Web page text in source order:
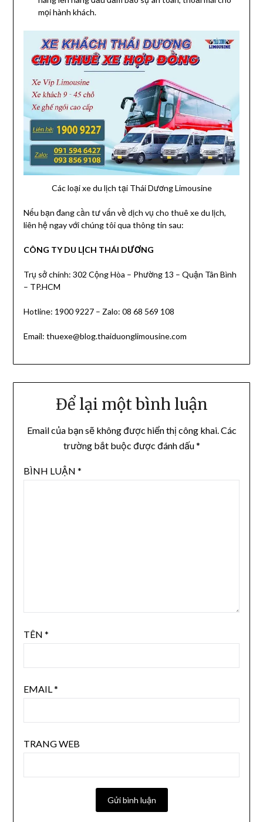
mọi hành khách.
Các loại xe du lịch tại Thái Dương Limousine
Nếu bạn đang cần tư vấn về dịch vụ cho thuê xe du lịch,
liên hệ ngay với chúng tôi qua thông tin sau:
CÔNG TY DU LỊCH THÁI DƯƠNG
Trụ sở chính: 302 Cộng Hòa – Phường 13 – Quận Tân Bình
– TP.HCM
Hotline: 1900 9227 – Zalo: 08 68 569 108
Email: thuexe@blog.thaiduonglimousine.com
Để lại một bình luận
Email của bạn sẽ không được hiển thị công khai.Các
trường bắt buộc được đánh dấu*
BÌNH LUẬN *
TÊN *
EMAIL*
TRANG WEB